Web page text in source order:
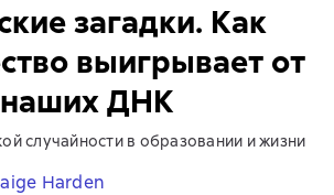
загадки. Как
выигрывает от
ДНК
случайности в образовании и жизни
Harden